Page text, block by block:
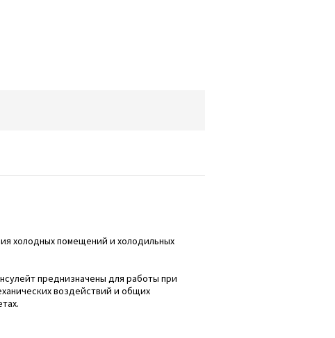
холодных помещений и холодильных
преднизначены для работы при
воздействий и общих